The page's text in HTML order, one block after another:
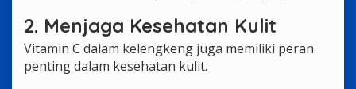
2. Menjaga Kesehatan Kulit
Vitamin C dalam kelengkeng juga memiliki peran
penting dalam kesehatan kulit.